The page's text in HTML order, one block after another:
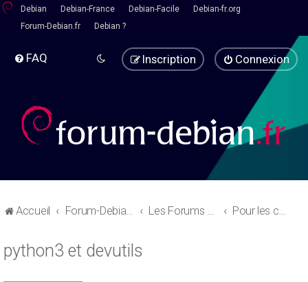
Debian Debian-France Debian-Facile
Debian-fr.org
Forum-Debian.fr
Debian ?
FAQ Connexion
Inscription
Accueil Forum-Debian.fr Les Forums d'aide Pour les codeurs
python3 et devutils